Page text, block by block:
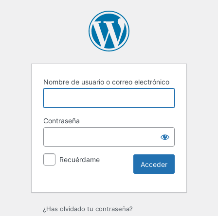
Nombre de usuario o correo electrónico
Contraseña
Recuérdame
¿Has olvidado tu contraseña?